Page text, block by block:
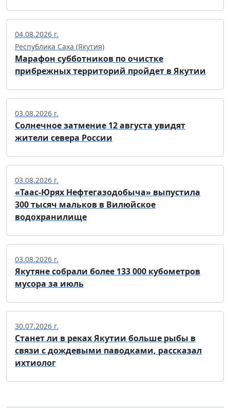
04.08.2026 г.
Республика Саха (Якутия)
Марафон субботников по очистке
прибрежных территорий пройдет в Якутии
03.08.2026 г.
Солнечное затмение 12 августа увидят
жители севера России
03.08.2026 г.
«Таас-Юрях Нефтегазодобыча» выпустила
300 тысяч мальков в Вилюйское
водохранилище
03.08.2026 г.
Якутяне собрали более 133 000 кубометров
мусора за июль
30.07.2026 г.
Станет ли в реках Якутии больше рыбы в
связи с дождевыми паводками, рассказал
ихтиолог